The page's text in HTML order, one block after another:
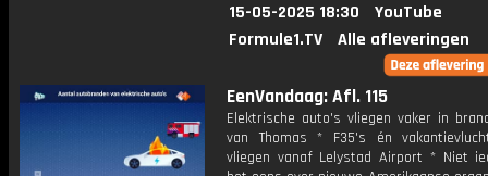
15-05-2025 18:30
YouTube
Formule1.TV
Alle afleveringen
EenVandaag: Afl. 115
Elektrische auto's vliegen vaker in
van Thomas * F35's én
vliegen vanaf Lelystad Airport * Niet